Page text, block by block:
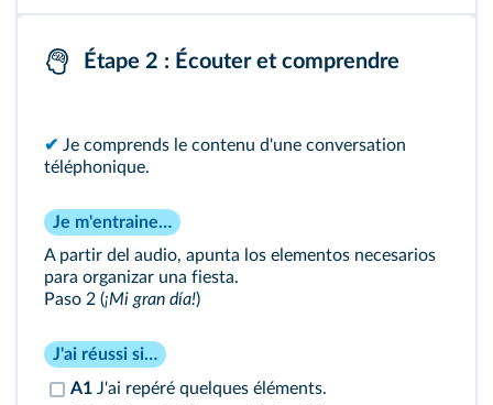
Étape 2 : Écouter et comprendre
✔ Je comprends le contenu d'une conversation
téléphonique.
Je m'entraine…
A partir del audio, apunta los elementos necesarios
para organizar una fiesta.
Paso 2 (¡Mi gran día!)
J'ai réussi si…
A1 J'ai repéré quelques éléments.